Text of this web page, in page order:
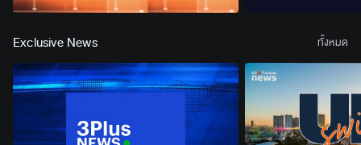
Exclusive News ทั้งหมด